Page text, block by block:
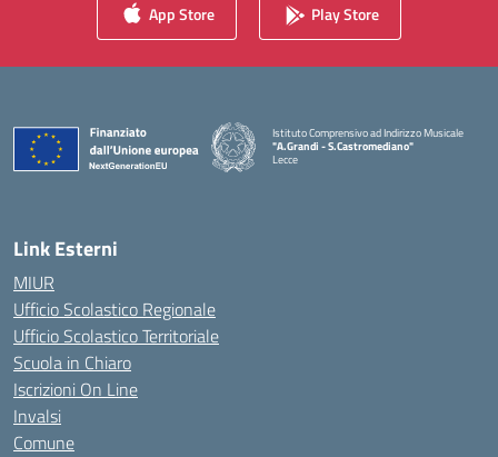
App Store Play Store
Istituto Comprensivo ad Indirizzo Musicale
"A.Grandi - S.Castromediano"
Lecce
Link Esterni
MIUR
Ufficio Scolastico Regionale
Ufficio Scolastico Territoriale
Scuola in Chiaro
Iscrizioni On Line
Invalsi
Comune